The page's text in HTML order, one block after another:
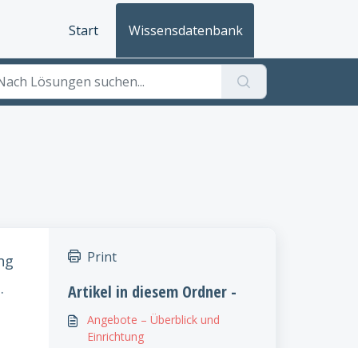
Start Wissensdatenbank
Print
Artikel in diesem Ordner -
Angebote – Überblick und
Einrichtung